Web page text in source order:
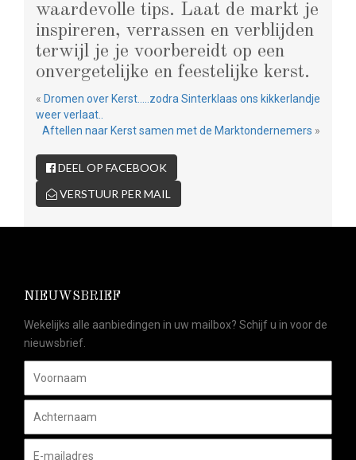
waardevolle tips. Laat de markt je
inspireren, verrassen en verblijden
terwijl je je voorbereidt op een
onvergetelijke en feestelijke kerst.
« Dromen over Kerst…..zodra Sinterklaas ons kikkerlandje
weer verlaat..
Aftellen naar Kerst samen met de Marktondernemers »
DEEL OP FACEBOOK
VERSTUUR PER MAIL
NIEUWSBRIEF
Wekelijks alle aanbiedingen in uw mailbox? Schijf u in voor de
nieuwsbrief.